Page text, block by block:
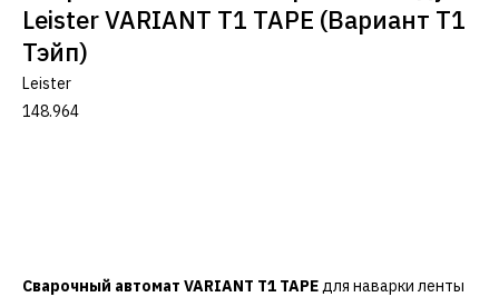
Leister VARIANT T1 TAPE (Вариант Т1
Тэйп)
Leister
148.964
Сварочный автомат VARIANT T1 TAPEдля наварки ленты